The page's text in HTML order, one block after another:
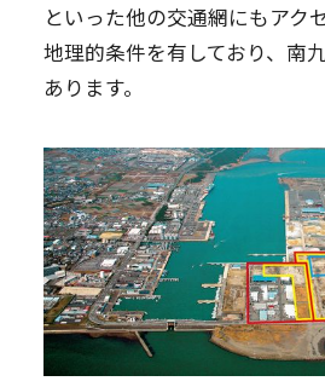
といった他の交通網にもアク
地理的条件を有しており、南
あります。